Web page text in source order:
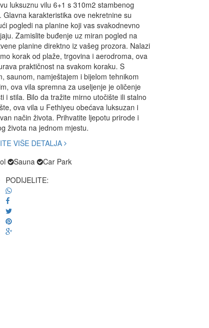
luksuznu vilu 6+1 s 310m2 stambenog
Glavna karakteristika ove nekretnine su
pogledi na planine koji vas svakodnevno
Zamislite buđenje uz miran pogled na
planine direktno iz vašeg prozora. Nalazi
korak od plaže, trgovina i aerodroma, ova
praktičnost na svakom koraku. S
saunom, namještajem i bijelom tehnikom
ova vila spremna za useljenje je oličenje
i stila. Bilo da tražite mirno utočište ili stalno
ova vila u Fethiyeu obećava luksuzan i
način života. Prihvatite ljepotu prirode i
života na jednom mjestu.
VIŠE DETALJA
Sauna
Car Park
PODIJELITE: